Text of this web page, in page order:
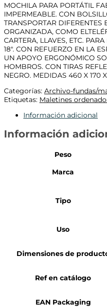
MOCHILA PARA PORTÁTIL
IMPERMEABLE. CON
TRANSPORTAR DIFERENTES
ORGANIZADA, COMO
CARTERA, LLAVES, ETC.
18″. CON REFUERZO EN LA
UN APOYO ERGONÓMICO
HOMBROS. CON TIRAS
NEGRO. MEDIDAS 460 X 170
Categorías: Archivo-fundas/
Etiquetas: Maletines
Información adicional
Información
Peso
Marca
Tipo
Uso
Dimensiones de
Ref en catálogo
EAN Packaging